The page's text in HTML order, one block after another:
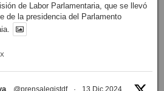
de Labor Parlamentaria, que se llevó
de la presidencia del Parlamento
X